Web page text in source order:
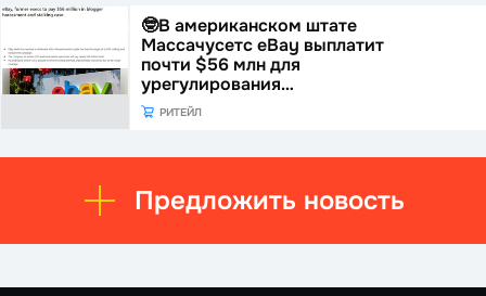
🤓В американском штате
Массачусетс eBay выплатит
почти $56 млн для
урегулирования…
РИТЕЙЛ
Предложить новость